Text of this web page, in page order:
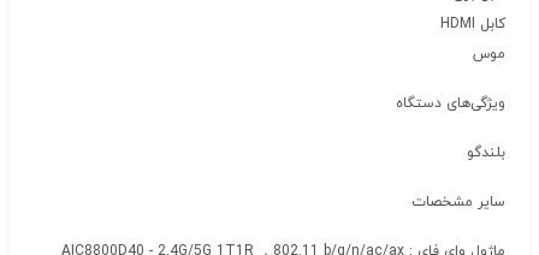
کابل HDMI
موس
ویژگی‌های دستگاه
بلندگو
سایر مشخصات